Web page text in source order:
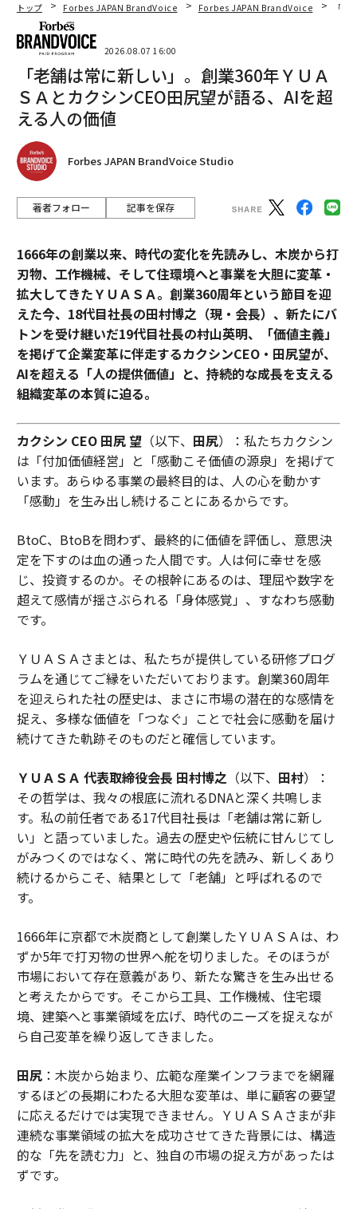
トップ Forbes JAPAN BrandVoice Forbes JAPAN BrandVoice 「
2026.08.07 16:00
「老舗は常に新しい」。創業360年ＹＵＡ
ＳＡとカクシンCEO田尻望が語る、AIを超
える人の価値
Forbes JAPAN BrandVoice Studio
著者フォロー 記事を保存
1666年の創業以来、時代の変化を先読みし、木炭から打
刃物、工作機械、そして住環境へと事業を大胆に変革・
拡大してきたＹＵＡＳＡ。創業360周年という節目を迎
えた今、18代目社長の田村博之（現・会長）、新たにバ
トンを受け継いだ19代目社長の村山英明、「価値主義」
を掲げて企業変革に伴走するカクシンCEO・田尻望が、
AIを超える「人の提供価値」と、持続的な成長を支える
組織変革の本質に迫る。
カクシン CEO 田尻 望（以下、 田尻）：私たちカクシン
は「付加価値経営」と「感動こそ価値の源泉」を掲げて
います。あらゆる事業の最終目的は、人の心を動かす
「感動」を生み出し続けることにあるからです。
BtoC、BtoBを問わず、最終的に価値を評価し、意思決
定を下すのは血の通った人間です。人は何に幸せを感
じ、投資するのか。その根幹にあるのは、理屈や数字を
超えて感情が揺さぶられる「身体感覚」、すなわち感動
です。
ＹＵＡＳＡさまとは、私たちが提供している研修プログ
ラムを通じてご縁をいただいております。創業360周年
を迎えられた社の歴史は、まさに市場の潜在的な感情を
捉え、多様な価値を「つなぐ」ことで社会に感動を届け
続けてきた軌跡そのものだと確信しています。
ＹＵＡＳＡ 代表取締役会長 田村博之 （以下、 田村）：
その哲学は、我々の根底に流れるDNAと深く共鳴しま
す。私の前任者である17代目社長は「老舗は常に新し
い」と語っていました。過去の歴史や伝統に甘んじてし
がみつくのではなく、常に時代の先を読み、新しくあり
続けるからこそ、結果として「老舗」と呼ばれるので
す。
1666年に京都で木炭商として創業したＹＵＡＳＡは、わ
ずか5年で打刃物の世界へ舵を切りました。そのほうが
市場において存在意義があり、新たな驚きを生み出せる
と考えたからです。そこから工具、工作機械、住宅環
境、建築へと事業領域を広げ、時代のニーズを捉えなが
ら自己変革を繰り返してきました。
田尻：木炭から始まり、広範な産業インフラまでを網羅
するほどの長期にわたる大胆な変革は、単に顧客の要望
に応えるだけでは実現できません。ＹＵＡＳＡさまが非
連続な事業領域の拡大を成功させてきた背景には、構造
的な「先を読む力」と、独自の市場の捉え方があったは
ずです。